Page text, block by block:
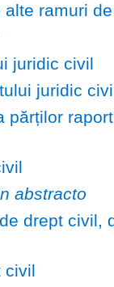
ramuri
juridic civil
juridic
părților
abstracto
drept civil,
civil